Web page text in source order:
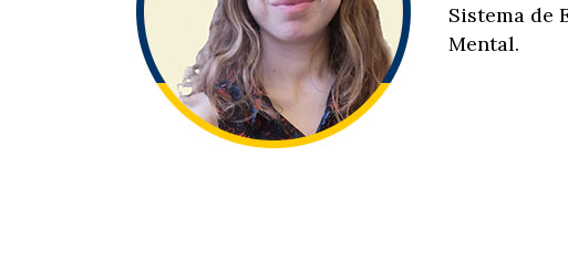
Sistema de
Mental.